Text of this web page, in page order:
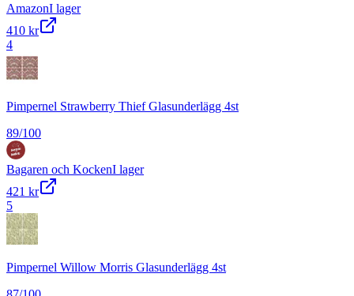
AmazonI lager
410 kr
4
Pimpernel Strawberry Thief Glasunderlägg 4st
89/100
Bagaren och KockenI lager
421 kr
5
Pimpernel Willow Morris Glasunderlägg 4st